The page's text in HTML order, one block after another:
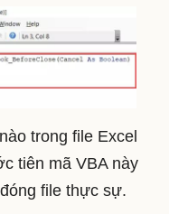
trong file Excel
tiên mã VBA này
file thực sự.